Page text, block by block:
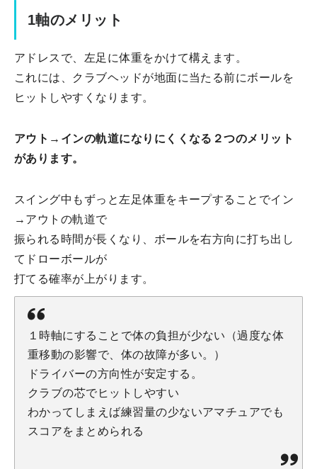
1軸のメリット
アドレスで、左足に体重をかけて構えます。
これには、クラブヘッドが地面に当たる前にボールを
ヒットしやすくなります。
アウト→インの軌道になりにくくなる２つのメリット
があります。
スイング中もずっと左足体重をキープすることでイン
→アウトの軌道で
振られる時間が長くなり、ボールを右方向に打ち出し
てドローボールが
打てる確率が上がります。
１時軸にすることで体の負担が少ない（過度な体
重移動の影響で、体の故障が多い。）
ドライバーの方向性が安定する。
クラブの芯でヒットしやすい
わかってしまえば練習量の少ないアマチュアでも
スコアをまとめられる